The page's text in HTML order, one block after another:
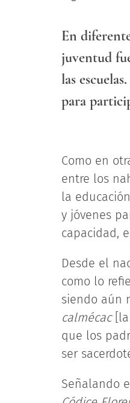
En
juventud
las
para
Como en
entre los
la
y jóvenes
capacidad,
Desde el
como lo
siendo aún
calmécac[la
que los
ser
Señalando